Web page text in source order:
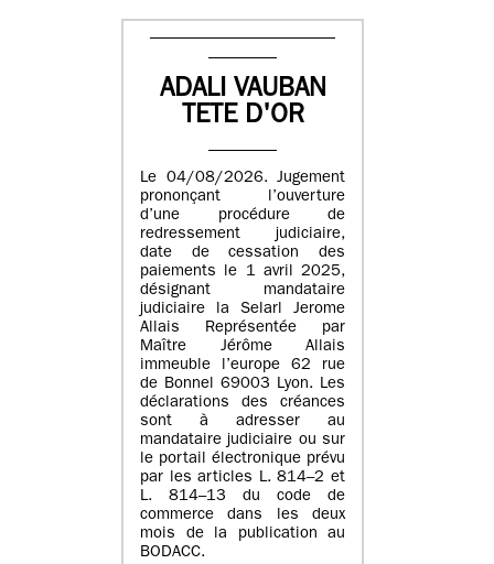
ADALI VAUBAN
TETE D'OR
Le 04/08/2026. Jugement
prononçant l’ouverture
d’une procédure de
redressement judiciaire,
date de cessation des
paiements le 1 avril 2025,
désignant mandataire
judiciaire la Selarl Jerome
Allais Représentée par
Maître Jérôme Allais
immeuble l’europe 62 rue
de Bonnel 69003 Lyon. Les
déclarations des créances
sont à adresser au
mandataire judiciaire ou sur
le portail électronique prévu
par les articles L. 814–2 et
L. 814–13 du code de
commerce dans les deux
mois de la publication au
BODACC.